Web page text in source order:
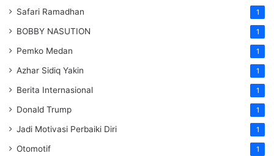
Safari Ramadhan 1
BOBBY NASUTION 1
Pemko Medan 1
Azhar Sidiq Yakin 1
Berita Internasional 1
Donald Trump 1
Jadi Motivasi Perbaiki Diri 1
Otomotif 1